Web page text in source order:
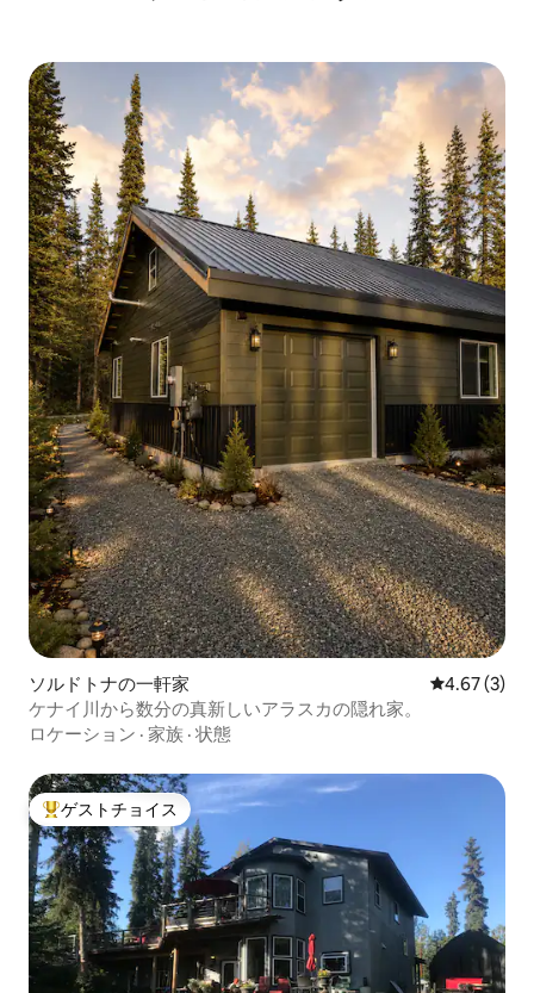
ソルドトナの一軒家 レビュー3
4.67 (3)
ケナイ川から数分の真新しいアラスカの隠れ家。
ロケーション · 家族 · 状態
大好評のゲストチョイスです。
ゲストチョイス